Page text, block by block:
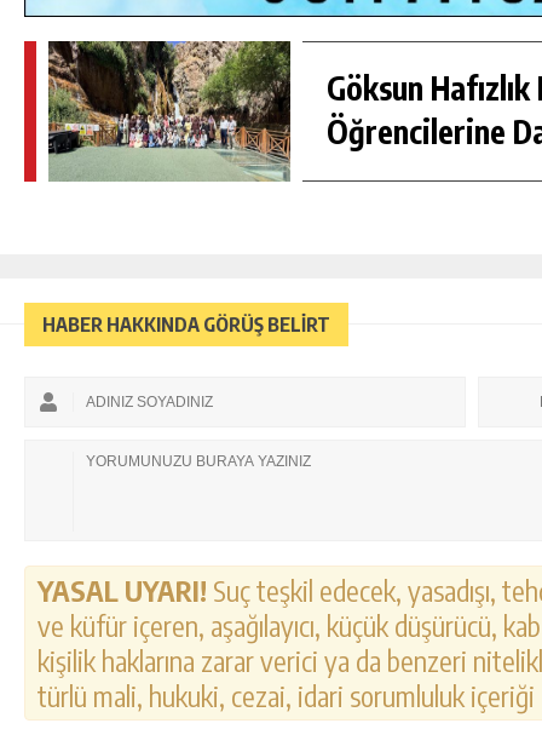
Göksun Hafızlık
Öğrencilerine
HABER HAKKINDA GÖRÜŞ BELİRT
YASAL UYARI! Suç teşkil edecek, yasadışı,
ve küfür içeren, aşağılayıcı, küçük düşürücü,
kişilik haklarına zarar verici ya da benzeri
türlü mali, hukuki, cezai, idari sorumluluk
GÜNLÜK HABER AKIŞI